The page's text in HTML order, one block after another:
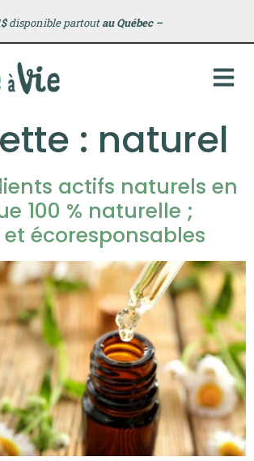
disponible partoutau Québec –
: naturel
actifs naturels en
100 % naturelle ;
écoresponsables